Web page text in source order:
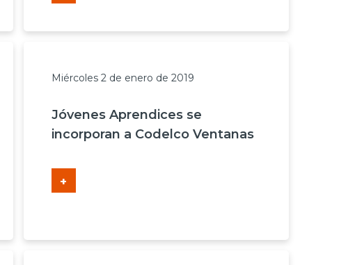
Miércoles 2 de enero de 2019
Jóvenes Aprendices se
incorporan a Codelco Ventanas
+